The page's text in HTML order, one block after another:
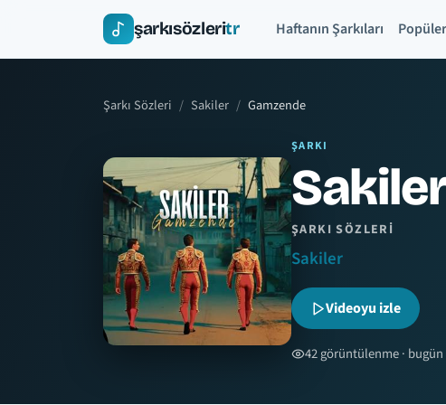
şarkısözleritr Haftanın Şarkıları
Şarkı Sözleri Sakiler Gamzende
ŞARKI
ŞARKI SÖZLERI
Sakiler
Videoyu izle
42 görüntülenme · bugün